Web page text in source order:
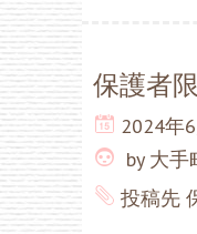
保護者
2024年
by 大手
投稿先